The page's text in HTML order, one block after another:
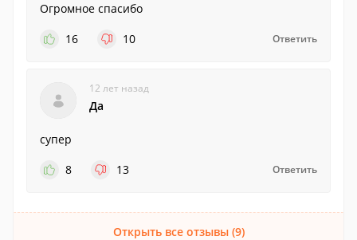
Огромное спасибо
16
10 Ответить
12 лет назад
Да
супер
8
13 Ответить
Открыть все отзывы (9)